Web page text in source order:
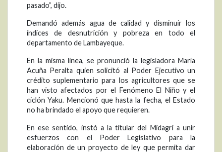
pasado”, dijo.
Demandó además agua de calidad y disminuir los
índices de desnutrición y pobreza en todo el
departamento de Lambayeque.
En la misma línea, se pronunció la legisladora María
Acuña Peralta quien solicitó al Poder Ejecutivo un
crédito suplementario para los agricultores que se
han visto afectados por el Fenómeno El Niño y el
ciclón Yaku. Mencionó que hasta la fecha, el Estado
no ha brindado el apoyo que requieren.
En ese sentido, instó a la titular del Midagri a unir
esfuerzos con el Poder Legislativo para la
elaboración de un proyecto de ley que permita dar